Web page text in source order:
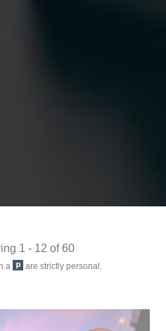
1 - 12 of 60
a are strictly personal.